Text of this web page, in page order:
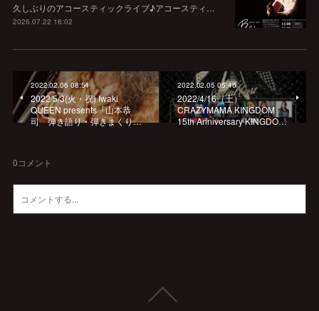
久しぶりのアコースティックライブ♪アコースティ…
2026.07.22 16:02
2022.02.06 08:54
2022/5/3(火・祝) Iwaki
QUEEN presents『山本恭
司 弾き語り・弾きまくり…
2022.02.05 05:46
2022/4/16（土）
CRAZYMAMA KINGDOM
15th Anniversary KINGDO…
0コメント